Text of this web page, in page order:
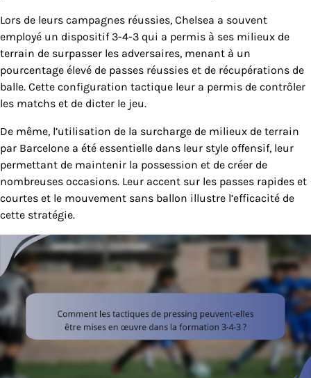
Lors de leurs campagnes réussies, Chelsea a souvent
employé un dispositif 3-4-3 qui a permis à ses milieux de
terrain de surpasser les adversaires, menant à un
pourcentage élevé de passes réussies et de récupérations de
balle. Cette configuration tactique leur a permis de contrôler
les matchs et de dicter le jeu.
De même, l’utilisation de la surcharge de milieux de terrain
par Barcelone a été essentielle dans leur style offensif, leur
permettant de maintenir la possession et de créer de
nombreuses occasions. Leur accent sur les passes rapides et
courtes et le mouvement sans ballon illustre l’efficacité de
cette stratégie.